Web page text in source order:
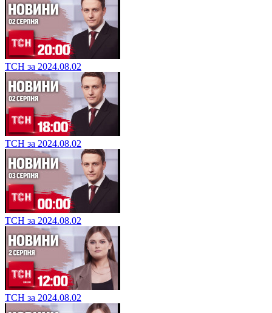
ТСН за 2024.08.02
ТСН за 2024.08.02
ТСН за 2024.08.02
ТСН за 2024.08.02